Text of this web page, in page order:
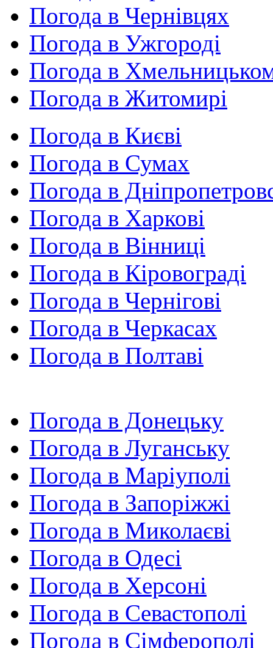
Погода в Чернівцях
Погода в Ужгороді
Погода в
Погода в Житомирі
Погода в Києві
Погода в Сумах
Погода в
Погода в Харкові
Погода в Вінниці
Погода в Кіровограді
Погода в Чернігові
Погода в Черкасах
Погода в Полтаві
Погода в Донецьку
Погода в Луганську
Погода в Маріуполі
Погода в Запоріжжі
Погода в Миколаєві
Погода в Одесі
Погода в Херсоні
Погода в Севастополі
Погода в Сімферополі